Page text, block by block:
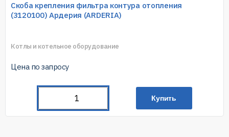
Скоба крепления фильтра контура отопления
(3120100) Ардерия (ARDERIA)
Котлы и котельное оборудование
Цена по запросу
Купить